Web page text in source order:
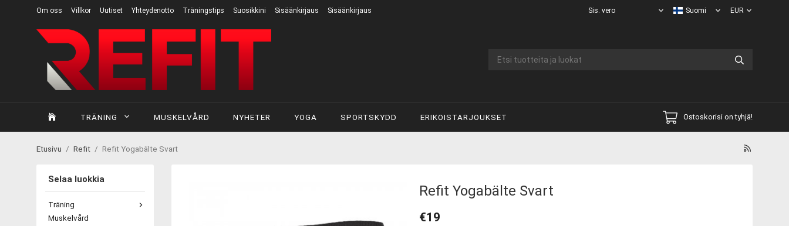
Om oss Villkor Uutiset Yhteydenotto Träningstips Suosikkini Sisäänkirjaus Sisäänkirjaus
TRÄNING MUSKELVÅRD NYHETER YOGA SPORTSKYDD ERIKOISTARJOUKSET Ostoskorisi on tyhjä!
Etusivu / Refit / Refit Yogabälte Svart
Selaa luokkia
Träning
Muskelvård
Refit Yogabälte Svart
€19